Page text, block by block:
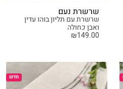
שרשרת נעם
שרשרת עם תליון בוהו עדין
ואבן כחולה
₪149.00
חדש